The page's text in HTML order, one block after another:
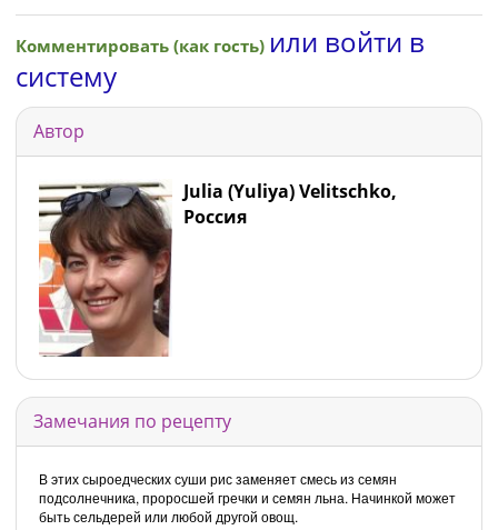
Комментировать (как гость) или войти в
систему
Автор
Julia (Yuliya) Velitschko,
Россия
Замечания по рецепту
В этих сыроедческих суши рис заменяет смесь из семян
подсолнечника, проросшей гречки и семян льна. Начинкой может
быть сельдерей или любой другой овощ.